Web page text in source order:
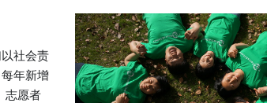
社会责
年新增
志愿者